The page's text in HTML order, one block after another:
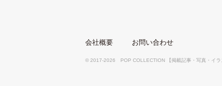
会社概要 お問い合わせ
© 2017-2026 POP COLLECTION 【掲載記事・写真・イラ